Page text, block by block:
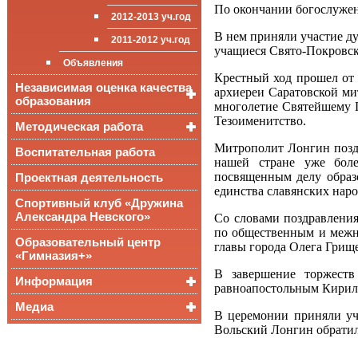
обучающихся
Стипендии и виды
поддержки обучающихся
Международное
сотрудничество
Организация питания в
образовательной
организации
2012-2013 уч.год
2011-2012 уч.год
Объявления
Независимая оценка качества
образования
Независимая оценка
качества подготовки
обучающихся
Всероссийские
проверочные
работы
Всероссийская
олимпиада
мониторинг системы
образования
Методическая работа
Уроки, мероприятия
Публикации
Материалы
педагогического форума
Воспитательная работа
Проектная деятельность
Спортивный клуб «Дружина
Александра Невского»
Образовательный центр
«Гимназия+»
Информация
Медиа
По окончании
В нем приняли участие
учащиеся Свято-
Крестный ход прошел от
архиереи Саратовской
многолетие Святейшему
Тезоименитство.
Митрополит Лонгин
нашей стране уже
посвященным делу
единства славянских
Со словами
по общественным и
главы города Олега
В завершение
равноапостольным
В церемонии приняли
Вольский Лонгин